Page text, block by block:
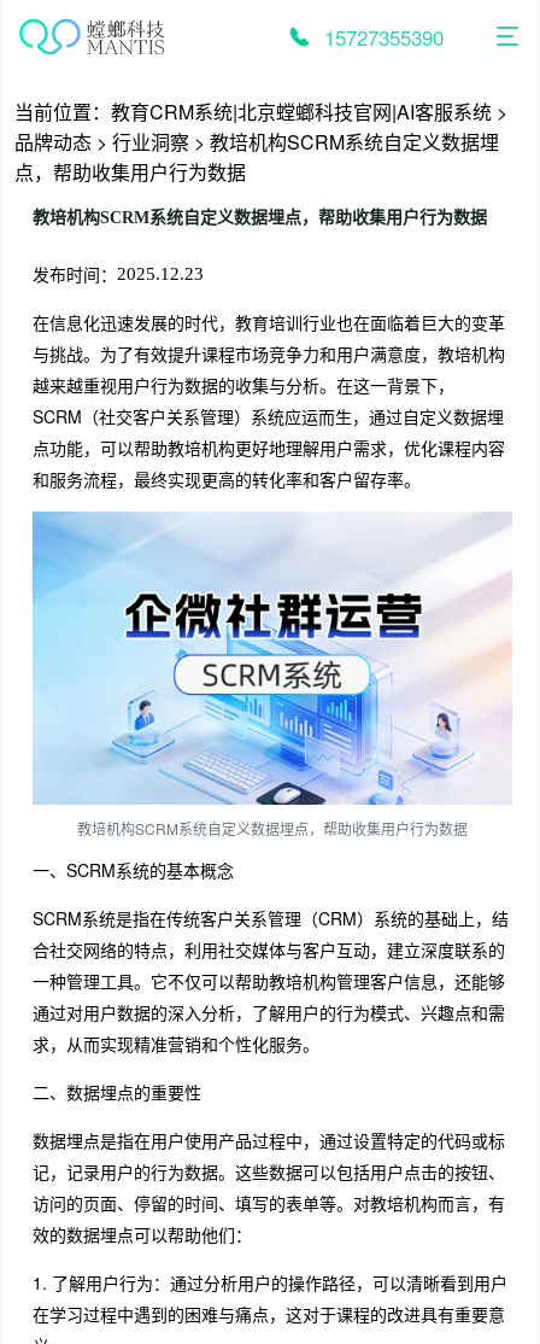
15727355390
当前位置： 教育CRM系统|北京螳螂科技官网|AI客服系统 >
品牌动态 > 行业洞察 > 教培机构SCRM系统自定义数据埋
点，帮助收集用户行为数据
教培机构SCRM系统自定义数据埋点，帮助收集用户行为数据
发布时间： 2025.12.23
在信息化迅速发展的时代，教育培训行业也在面临着巨大的变革
与挑战。为了有效提升课程市场竞争力和用户满意度，教培机构
越来越重视用户行为数据的收集与分析。在这一背景下，
SCRM（社交客户关系管理）系统应运而生，通过自定义数据埋
点功能，可以帮助教培机构更好地理解用户需求，优化课程内容
和服务流程，最终实现更高的转化率和客户留存率。
教培机构SCRM系统自定义数据埋点，帮助收集用户行为数据
一、SCRM系统的基本概念
SCRM系统是指在传统客户关系管理（CRM）系统的基础上，结
合社交网络的特点，利用社交媒体与客户互动，建立深度联系的
一种管理工具。它不仅可以帮助教培机构管理客户信息，还能够
通过对用户数据的深入分析，了解用户的行为模式、兴趣点和需
求，从而实现精准营销和个性化服务。
二、数据埋点的重要性
数据埋点是指在用户使用产品过程中，通过设置特定的代码或标
记，记录用户的行为数据。这些数据可以包括用户点击的按钮、
访问的页面、停留的时间、填写的表单等。对教培机构而言，有
效的数据埋点可以帮助他们：
1. 了解用户行为：通过分析用户的操作路径，可以清晰看到用户
在学习过程中遇到的困难与痛点，这对于课程的改进具有重要意